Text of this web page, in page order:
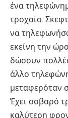
ένα
τροχαίο.
να
εκείνη την
δώσουν
άλλο
μεταφερόταν
Έχει σοβαρό
καλύτερη